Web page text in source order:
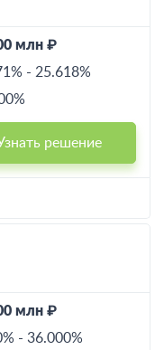
млн ₽
- 25.618%
решение
млн ₽
- 36.000%